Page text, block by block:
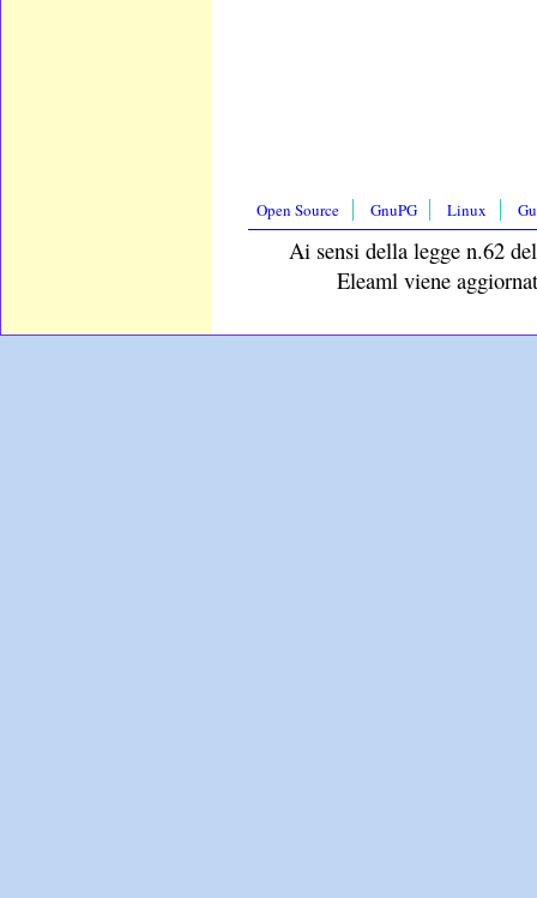
Open Source GnuPG Linux
Ai sensi della legge n.62
Eleaml viene